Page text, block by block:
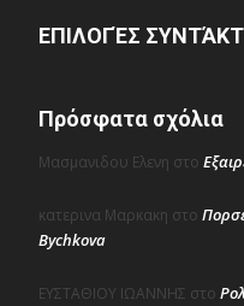
ΕΠΙΛΟΓΈΣ
Πρόσφατα σχόλια
Μασμανιδου Ελενη στο
κατερινα Μαρκακη στο
Bychkova
ΕΥΣΤΑΘΙΟΥ ΙΩΑΝΝΗΣ στο